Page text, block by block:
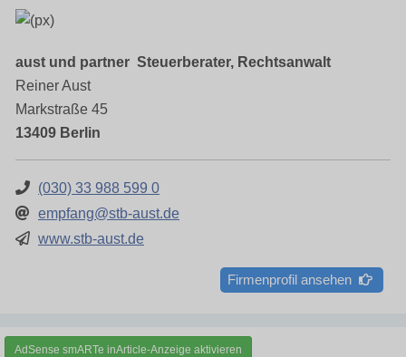
aust und partner  Steuerberater, Rechtsanwalt
Reiner Aust
Markstraße 45
13409 Berlin
(030) 33 988 599 0
empfang@stb-aust.de
www.stb-aust.de
Firmenprofil ansehen
AdSense smARTe inArticle-Anzeige aktivieren